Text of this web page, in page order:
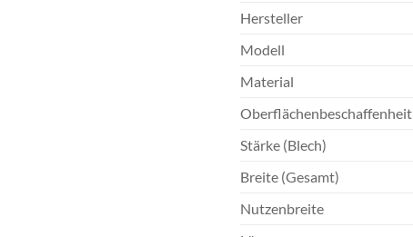
Hersteller
Modell
Material
Oberflächenbeschaffenheit
Stärke (Blech)
Breite (Gesamt)
Nutzenbreite